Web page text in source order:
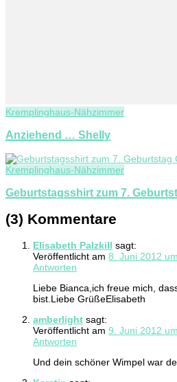
Kremplinghaus-Nähzimmer
Anziehend … Shelly
Kremplinghaus-Nähzimmer
Geburtstagsshirt zum 7.
(3) Kommentare
Elisabeth Palzkill sagt:
Veröffentlicht am 8. Juni 2012
Antworten
Liebe Bianca,ich freue mich,
bist.Liebe GrüßeElisabeth
amberlight sagt:
Veröffentlicht am 9. Juni 2012
Antworten
Und dein schöner Wimpel war